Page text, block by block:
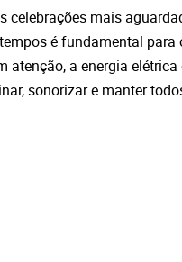
celebrações mais
é fundamental para
atenção, a energia
sonorizar e manter